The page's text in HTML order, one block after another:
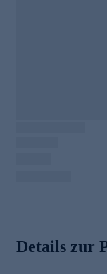
Details zur